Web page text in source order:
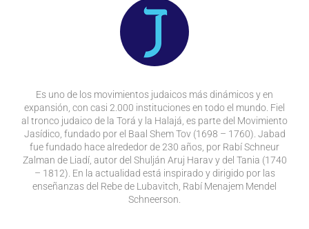
Es uno de los movimientos judaicos más dinámicos y en
expansión, con casi 2.000 instituciones en todo el mundo. Fiel
al tronco judaico de la Torá y la Halajá, es parte del Movimiento
Jasídico, fundado por el Baal Shem Tov (1698 – 1760). Jabad
fue fundado hace alrededor de 230 años, por Rabí Schneur
Zalman de Liadí, autor del Shulján Aruj Harav y del Tania (1740
– 1812). En la actualidad está inspirado y dirigido por las
enseñanzas del Rebe de Lubavitch, Rabí Menajem Mendel
Schneerson.